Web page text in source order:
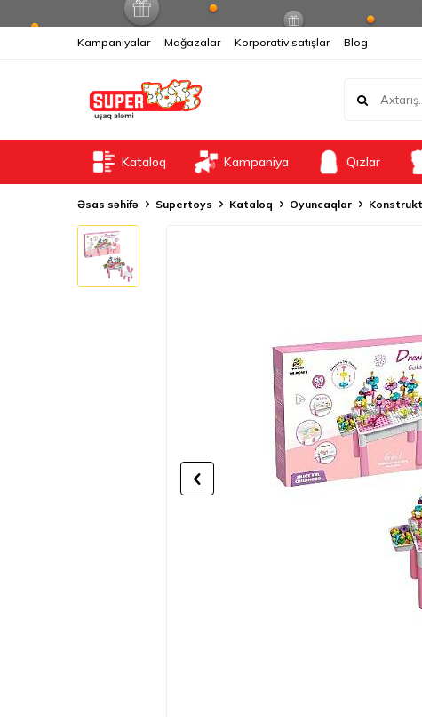
Kampaniyalar Mağazalar Korporativ satışlar Blog
Kataloq Kampaniya Qızlar
Əsas səhifə Supertoys Kataloq Oyuncaqlar